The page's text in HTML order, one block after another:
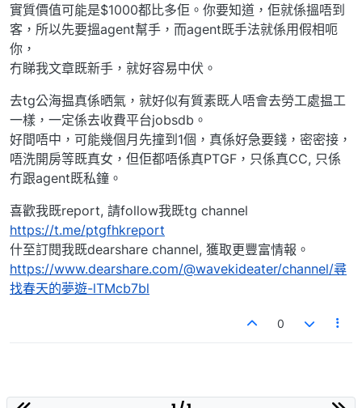
實質價值可能是$1000都比多佢。你要知道，佢就係搵唔到
客，所以先要搵agent幫手，而agent既手法就係用假相呃
你，
冇睇我文章既新手，就好容易中伏。
去tg公海揾真係晒氣，就好似有質素既人唔會去勞工處揾工
一樣，一定係去收費平台jobsdb。
好間唔中，可能幾個月先撞到1個，真係好急要錢，密密接，
唔洗開房等既真女，但佢都唔係真PTGF，只係真CC, 只係
冇跟agent既私鐘。
喜歡我既report, 請follow我既tg channel
https://t.me/ptgfhkreport
什至訂閱我既dearshare channel, 獲取更豐富情報。
https://www.dearshare.com/@wavekideater/channel/尋
找春天的夢遊-lTMcb7bl
0